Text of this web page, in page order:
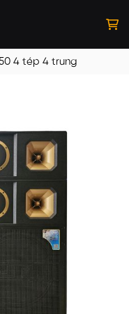
4 tép 4 trung